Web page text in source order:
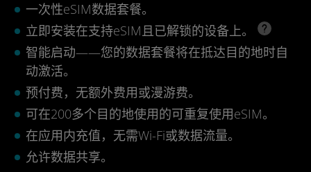
一次性eSIM数据套餐。
立即安装在支持eSIM且已解锁的设备上。
智能启动——您的数据套餐将在抵达目的地时自
动激活。
预付费，无额外费用或漫游费。
可在200多个目的地使用的可重复使用eSIM。
在应用内充值，无需Wi-Fi或数据流量。
允许数据共享。